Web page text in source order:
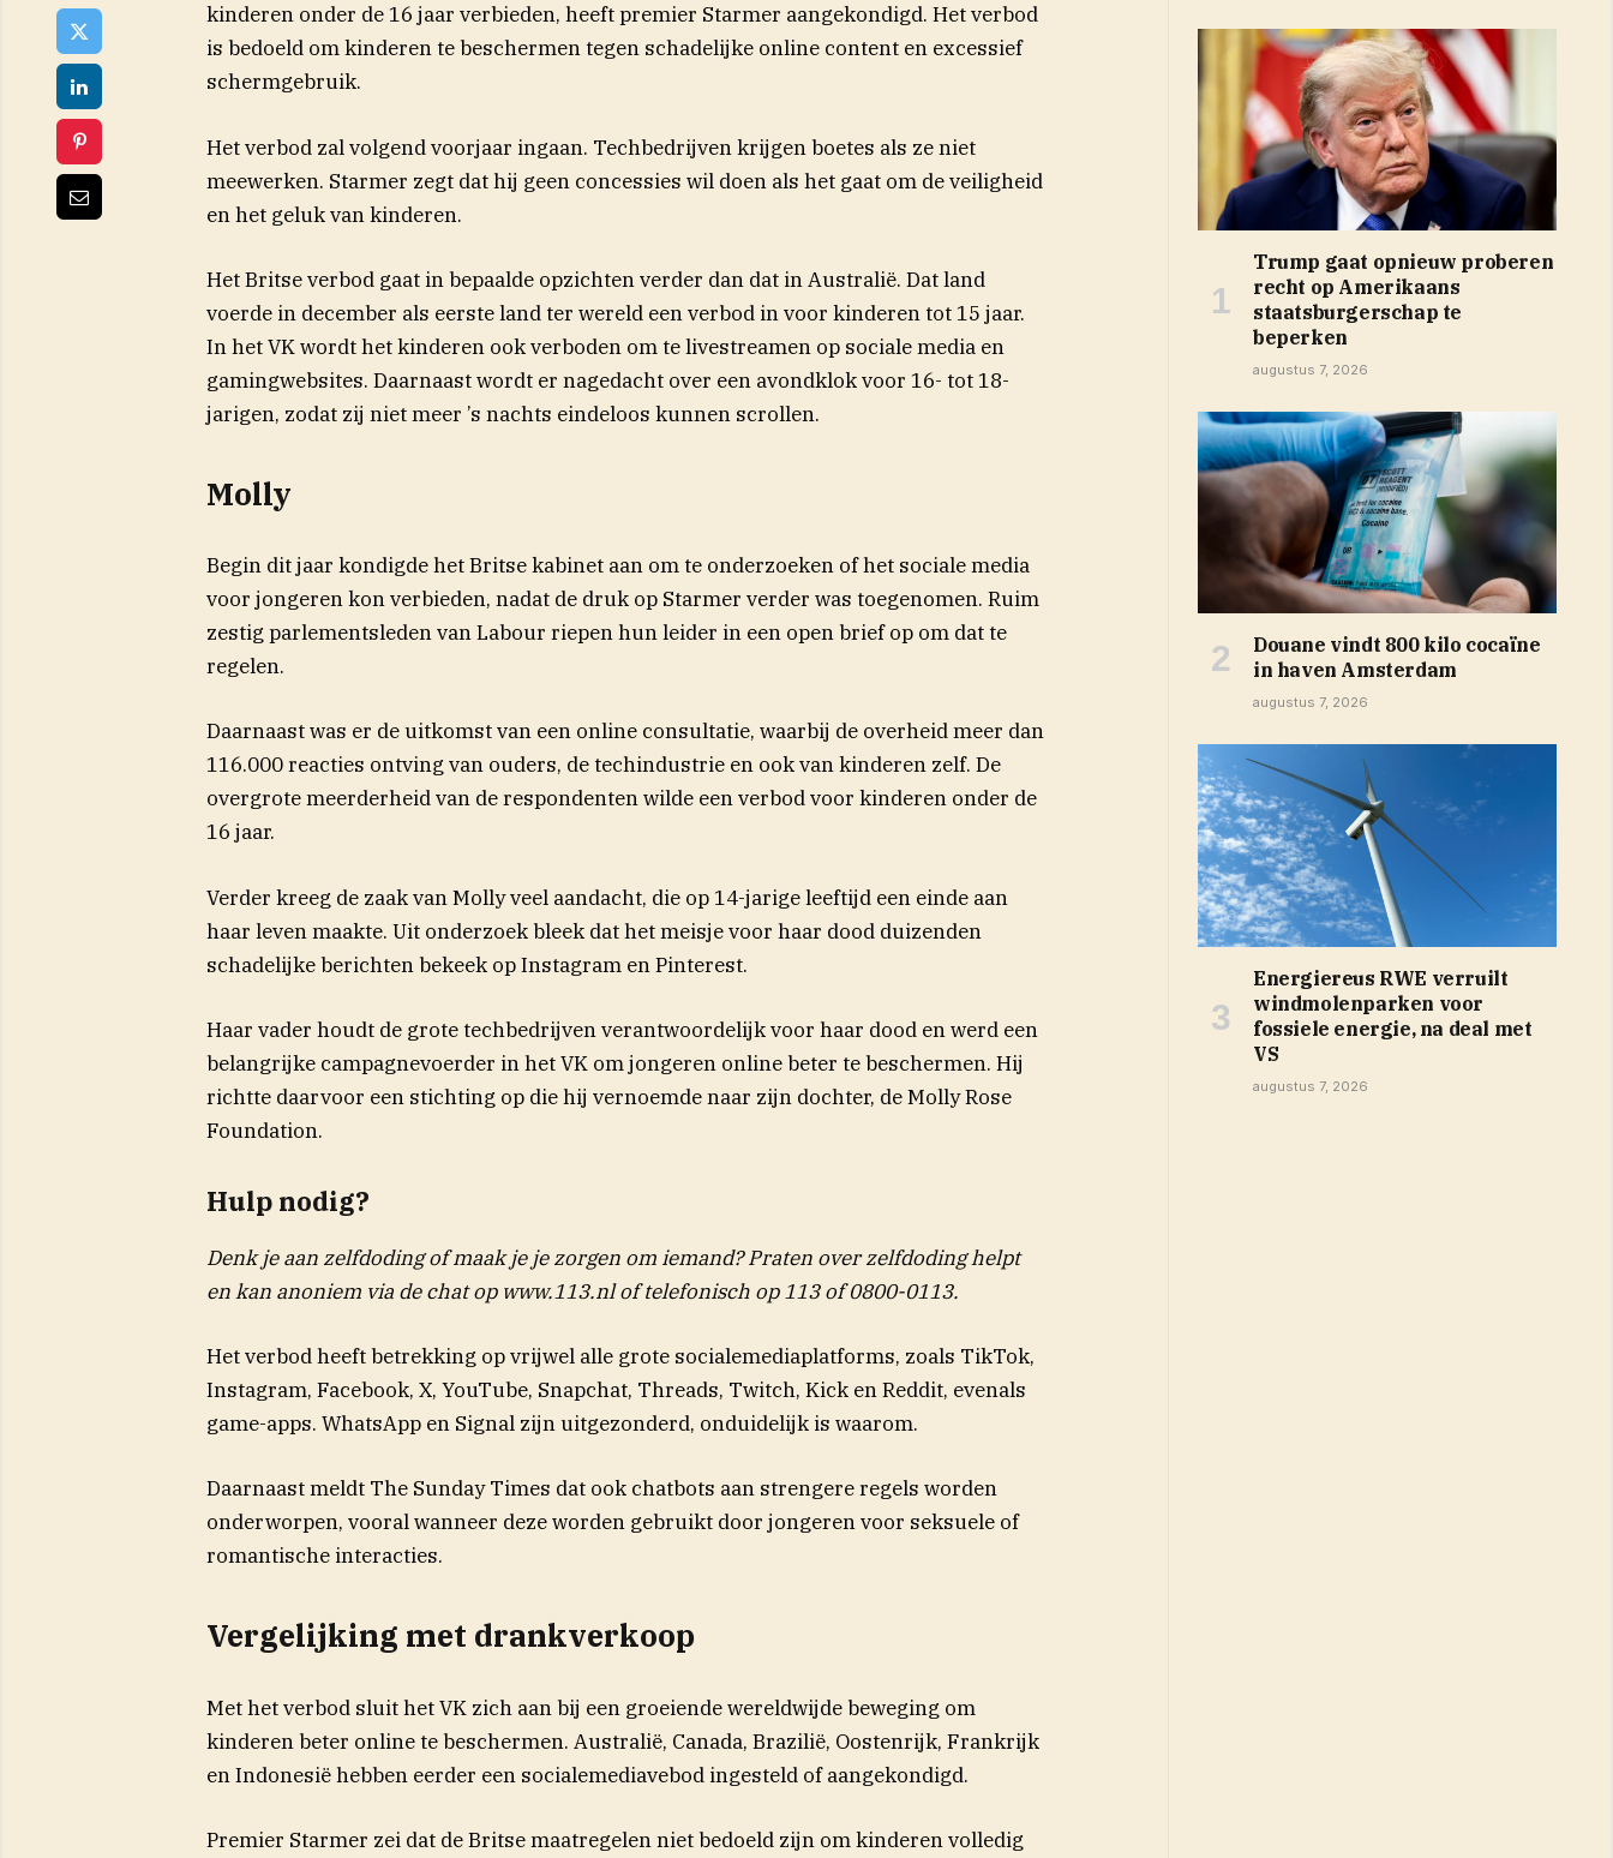
kinderen onder de 16 jaar verbieden, heeft premier Starmer aangekondigd. Het verbod
is bedoeld om kinderen te beschermen tegen schadelijke online content en excessief
schermgebruik.
Het verbod zal volgend voorjaar ingaan. Techbedrijven krijgen boetes als ze niet
meewerken. Starmer zegt dat hij geen concessies wil doen als het gaat om de veiligheid
en het geluk van kinderen.
Het Britse verbod gaat in bepaalde opzichten verder dan dat in Australië. Dat land
voerde in december als eerste land ter wereld een verbod in voor kinderen tot 15 jaar.
In het VK wordt het kinderen ook verboden om te livestreamen op sociale media en
gamingwebsites. Daarnaast wordt er nagedacht over een avondklok voor 16- tot 18-
jarigen, zodat zij niet meer ’s nachts eindeloos kunnen scrollen.
Molly
Begin dit jaar kondigde het Britse kabinet aan om te onderzoeken of het sociale media
voor jongeren kon verbieden, nadat de druk op Starmer verder was toegenomen. Ruim
zestig parlementsleden van Labour riepen hun leider in een open brief op om dat te
regelen.
Daarnaast was er de uitkomst van een online consultatie, waarbij de overheid meer dan
116.000 reacties ontving van ouders, de techindustrie en ook van kinderen zelf. De
overgrote meerderheid van de respondenten wilde een verbod voor kinderen onder de
16 jaar.
Verder kreeg de zaak van Molly veel aandacht, die op 14-jarige leeftijd een einde aan
haar leven maakte. Uit onderzoek bleek dat het meisje voor haar dood duizenden
schadelijke berichten bekeek op Instagram en Pinterest.
Haar vader houdt de grote techbedrijven verantwoordelijk voor haar dood en werd een
belangrijke campagnevoerder in het VK om jongeren online beter te beschermen. Hij
richtte daarvoor een stichting op die hij vernoemde naar zijn dochter, de Molly Rose
Foundation(opent in nieuw venster)
.
Hulp nodig?
Denk je aan zelfdoding of maak je je zorgen om iemand? Praten over zelfdoding helpt
en kan anoniem via de chat op www.113.nl of telefonisch op 113 of 0800-0113.
Het verbod heeft betrekking op vrijwel alle grote socialemediaplatforms, zoals TikTok,
Instagram, Facebook, X, YouTube, Snapchat, Threads, Twitch, Kick en Reddit, evenals
game-apps. WhatsApp en Signal zijn uitgezonderd, onduidelijk is waarom.
Daarnaast meldt The Sunday Times dat ook chatbots aan strengere regels worden
onderworpen, vooral wanneer deze worden gebruikt door jongeren voor seksuele of
romantische interacties.
Vergelijking met drankverkoop
Met het verbod sluit het VK zich aan bij een groeiende wereldwijde beweging om
kinderen beter online te beschermen. Australië, Canada, Brazilië, Oostenrijk, Frankrijk
en Indonesië hebben eerder een socialemediavebod ingesteld of aangekondigd.
Premier Starmer zei dat de Britse maatregelen niet bedoeld zijn om kinderen volledig
Trump gaat opnieuw proberen
recht op Amerikaans
staatsburgerschap te
beperken
augustus 7, 2026
Douane vindt 800 kilo cocaïne
in haven Amsterdam
augustus 7, 2026
Energiereus RWE verruilt
windmolenparken voor
fossiele energie, na deal met
VS
augustus 7, 2026